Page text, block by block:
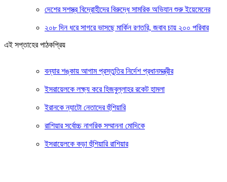
দেশের সশস্ত্র বিদ্রোহীদের বিরুদ্ধে সামরিক অভিযান শুরু ইয়েমেনের
২০৮ দিন ধরে সাগরে ভাসছে মার্কিন রণতরি, জবাব চায় ২০০ পরিবার
এই সপ্তাহের পাঠকপ্রিয়
বন্যার শঙ্কায় আগাম প্রস্তুতির নির্দেশ প্রধানমন্ত্রীর
ইসরায়েলকে লক্ষ্য করে হিজবুল্লাহর রকেট হামলা
ইরানকে ন্যাটো নেতাদের হুঁশিয়ারি
রাশিয়ার সর্বোচ্চ নাগরিক সম্মাননা মোদিকে
ইসরায়েলকে কড়া হুঁশিয়ারি রাশিয়ার